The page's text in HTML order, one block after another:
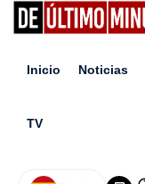
Inicio Noticias
TV